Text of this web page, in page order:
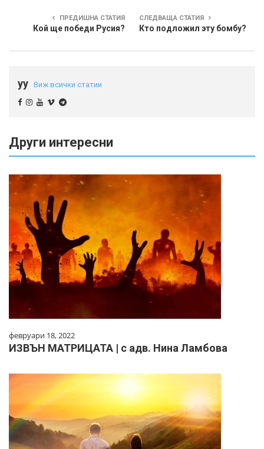
ПРЕДИШНА СТАТИЯ
Кой ще победи Русия?
СЛЕДВАЩА СТАТИЯ
Кто подложил эту бомбу?
yy Виж всички статии
Други интересни
февруари 18, 2022
ИЗВЪН МАТРИЦАТА | с адв. Нина Ламбова